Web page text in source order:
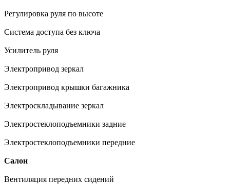
Регулировка руля по высоте
Система доступа без ключа
Усилитель руля
Электропривод зеркал
Электропривод крышки багажника
Электроскладывание зеркал
Электростеклоподъемники задние
Электростеклоподъемники передние
Салон
Вентиляция передних сидений